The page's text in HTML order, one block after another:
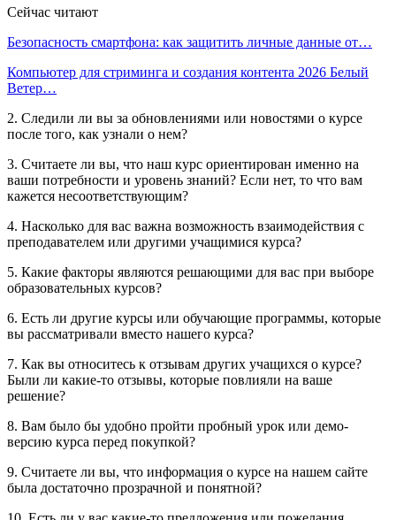
Сейчас читают
Безопасность смартфона: как защитить личные данные от…
Компьютер для стриминга и создания контента 2026 Белый
Ветер…
2. Следили ли вы за обновлениями или новостями о курсе
после того, как узнали о нем?
3. Считаете ли вы, что наш курс ориентирован именно на
ваши потребности и уровень знаний? Если нет, то что вам
кажется несоответствующим?
4. Насколько для вас важна возможность взаимодействия с
преподавателем или другими учащимися курса?
5. Какие факторы являются решающими для вас при выборе
образовательных курсов?
6. Есть ли другие курсы или обучающие программы, которые
вы рассматривали вместо нашего курса?
7. Как вы относитесь к отзывам других учащихся о курсе?
Были ли какие-то отзывы, которые повлияли на ваше
решение?
8. Вам было бы удобно пройти пробный урок или демо-
версию курса перед покупкой?
9. Считаете ли вы, что информация о курсе на нашем сайте
была достаточно прозрачной и понятной?